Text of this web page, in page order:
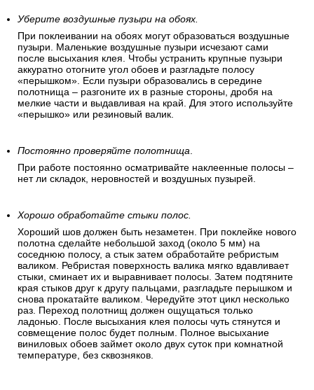
Уберите воздушные пузыри на обоях.
При поклеивании на обоях могут образоваться воздушные
пузыри. Маленькие воздушные пузыри исчезают сами
после высыхания клея. Чтобы устранить крупные пузыри
аккуратно отогните угол обоев и разгладьте полосу
«перышком». Если пузыри образовались в середине
полотнища – разгоните их в разные стороны, дробя на
мелкие части и выдавливая на край. Для этого используйте
«перышко» или резиновый валик.
Постоянно проверяйте полотнища.
При работе постоянно осматривайте наклеенные полосы –
нет ли складок, неровностей и воздушных пузырей.
Хорошо обработайте стыки полос.
Хороший шов должен быть незаметен. При поклейке нового
полотна сделайте небольшой заход (около 5 мм) на
соседнюю полосу, а стык затем обработайте ребристым
валиком. Ребристая поверхность валика мягко вдавливает
стыки, сминает их и выравнивает полосы. Затем подтяните
края стыков друг к другу пальцами, разгладьте перышком и
снова прокатайте валиком. Чередуйте этот цикл несколько
раз. Переход полотнищ должен ощущаться только
ладонью. После высыхания клея полосы чуть стянутся и
совмещение полос будет полным. Полное высыхание
виниловых обоев займет около двух суток при комнатной
температуре, без сквозняков.